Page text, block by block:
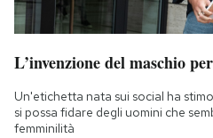
L’invenzione del maschio
Un'etichetta nata sui social ha
si possa fidare degli uomini che
femminilità